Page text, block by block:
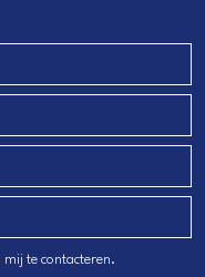
te contacteren.